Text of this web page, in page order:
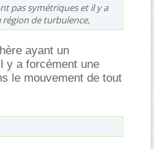
pas symétriques et il y a
région de turbulence,
ayant un
y a forcément une
le mouvement de tout